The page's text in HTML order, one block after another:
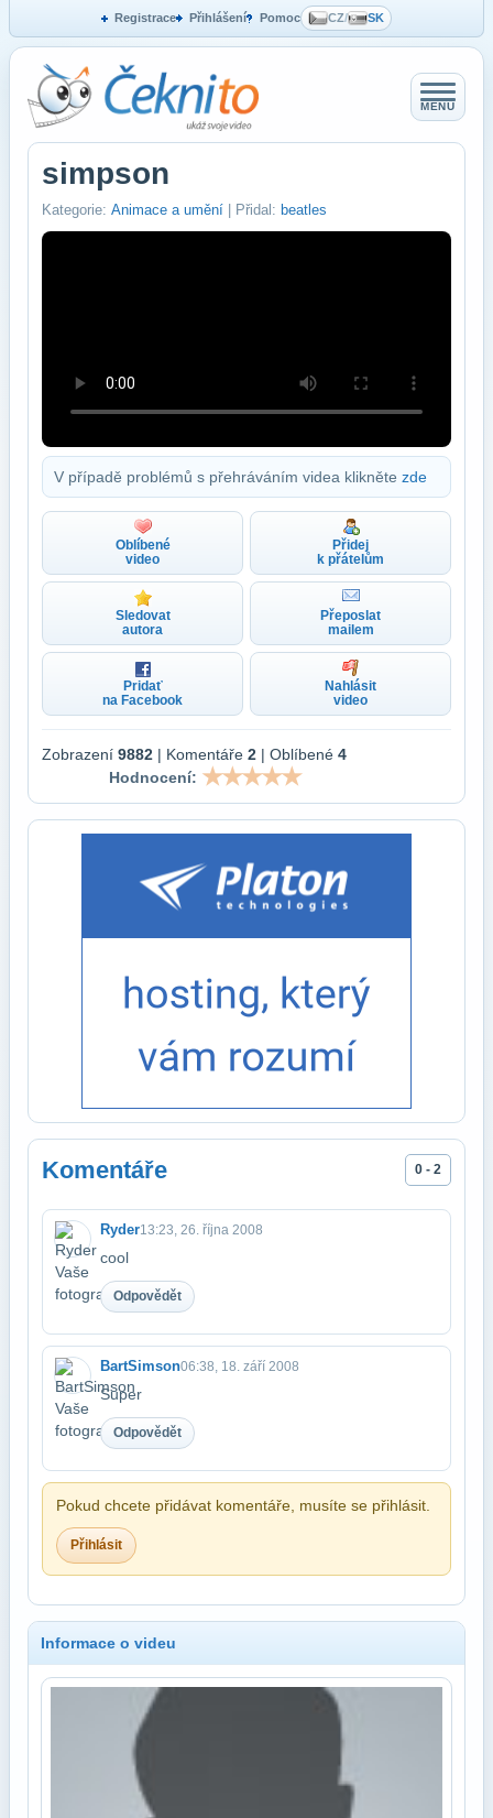
Registrace Přihlášení Pomoc CZ/ SK
MENU
simpson
Kategorie: Animace a umění | Přidal: beatles
V případě problémů s přehráváním videa klikněte zde
Oblíbené
video
Přidej
k přátelům
Sledovat
autora
Přeposlat
mailem
Pridať
na Facebook
Nahlásit
video
Zobrazení 9882 | Komentáře 2 | Oblíbené 4
Hodnocení:
Komentáře 0 - 2
Ryder13:23, 26. října 2008
cool
Odpovědět
BartSimson06:38, 18. září 2008
Super
Odpovědět
Pokud chcete přidávat komentáře, musíte se přihlásit.
Přihlásit
Informace o videu